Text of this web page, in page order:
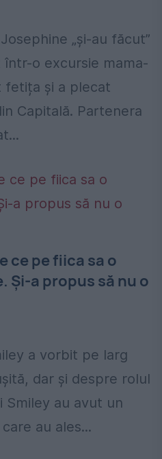
„și-au făcut”
o excursie mama-
fetița și a plecat
Capitală. Partenera
ce pe fiica sa o
Și-a propus să nu o
a vorbit pe larg
dar și despre rolul
Smiley au avut un
au ales...